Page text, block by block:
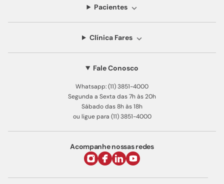
Pacientes
Clínica Fares
Fale Conosco
Whatsapp: (11) 3851-4000
Segunda a Sexta das 7h às 20h
Sábado das 8h às 18h
ou ligue para (11) 3851-4000
Acompanhe nossas redes